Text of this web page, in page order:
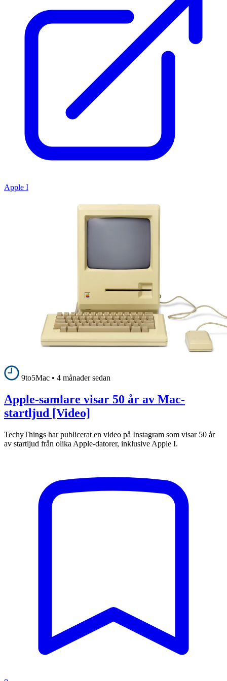
Apple I
9to5Mac • 4 månader sedan
Apple-samlare visar 50 år av Mac-
startljud [Video]
TechyThings har publicerat en video på Instagram som visar 50 år
av startljud från olika Apple-datorer, inklusive Apple I.